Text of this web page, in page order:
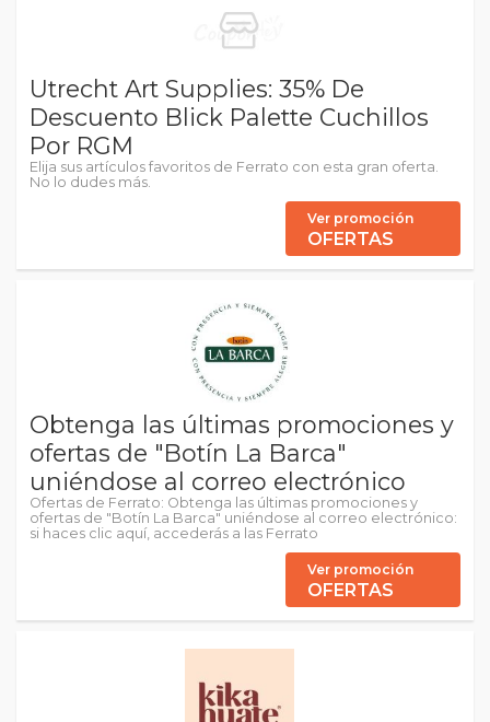
Utrecht Art Supplies: 35% De
Descuento Blick Palette Cuchillos
Por RGM
Elija sus artículos favoritos de Ferrato con esta gran oferta.
No lo dudes más.
Ver promoción
OFERTAS
Obtenga las últimas promociones y
ofertas de "Botín La Barca"
uniéndose al correo electrónico
Ofertas de Ferrato: Obtenga las últimas promociones y
ofertas de "Botín La Barca" uniéndose al correo electrónico:
si haces clic aquí, accederás a las Ferrato
Ver promoción
OFERTAS